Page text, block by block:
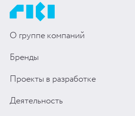
О группе компаний
Бренды
Проекты в разработке
Деятельность